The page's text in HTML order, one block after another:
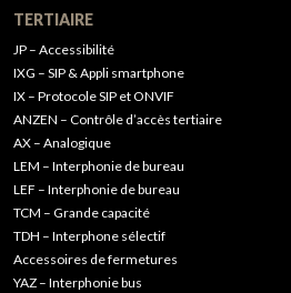
TERTIAIRE
JP – Accessibilité
IXG – SIP & Appli smartphone
IX – Protocole SIP et ONVIF
ANZEN – Contrôle d’accès tertiaire
AX – Analogique
LEM – Interphonie de bureau
LEF – Interphonie de bureau
TCM – Grande capacité
TDH – Interphone sélectif
Accessoires de fermetures
YAZ – Interphonie bus